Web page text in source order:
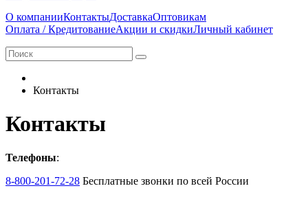
О компанииКонтактыДоставкаОптовикам
Оплата / КредитованиеАкции и скидкиЛичный кабинет
Контакты
Контакты
Телефоны:
8-800-201-72-28 Бесплатные звонки по всей России